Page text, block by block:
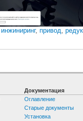
инжиниринг, привод,
Документация
Оглавление
Старые документы
Установка